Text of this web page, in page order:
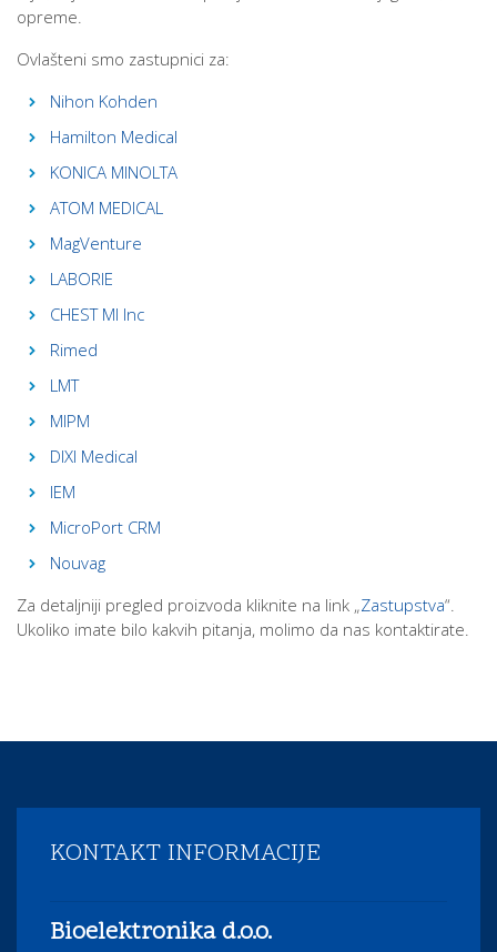
opreme.
Ovlašteni smo zastupnici za:
Nihon Kohden
Hamilton Medical
KONICA MINOLTA
ATOM MEDICAL
MagVenture
LABORIE
CHEST MI Inc
Rimed
LMT
MIPM
DIXI Medical
IEM
MicroPort CRM
Nouvag
Za detaljniji pregled proizvoda kliknite na link „Zastupstva“.
Ukoliko imate bilo kakvih pitanja, molimo da nas kontaktirate.
KONTAKT INFORMACIJE
Bioelektronika d.o.o.